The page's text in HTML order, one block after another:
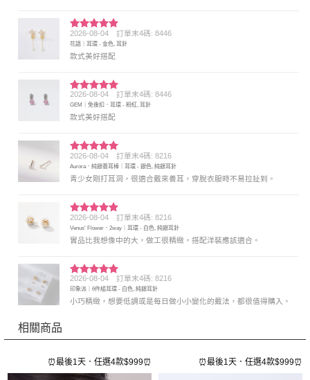
評分5 滿
分 5
2026-08-04 訂單末4碼: 8446
花語｜耳環 - 金色, 耳針
款式美好搭配
評分5 滿
分 5
2026-08-04 訂單末4碼: 8446
GEM｜免後扣．耳環 - 粉紅, 耳針
款式美好搭配
評分5 滿
分 5
2026-08-04 訂單末4碼: 8216
Aurora．純銀養耳棒｜耳環 - 銀色, 純銀耳針
青少女剛打耳洞，很適合戴來養耳，穿脫衣服時不易拉扯到。
評分5 滿
分 5
2026-08-04 訂單末4碼: 8216
Venus' Flower．2way｜耳環 - 白色, 純銀耳針
實品比我想像中的大，做工很精緻，搭配洋裝應該適合。
評分5 滿
分 5
2026-08-04 訂單末4碼: 8216
印象派｜6件組耳環 - 白色, 純銀耳針
小巧精緻，想要低調或是每日做小小變化的戴法，都很值得購入。
相關商品
⏰最後1天．任選4款$999⏰ ⏰最後1天．任選4款$999⏰